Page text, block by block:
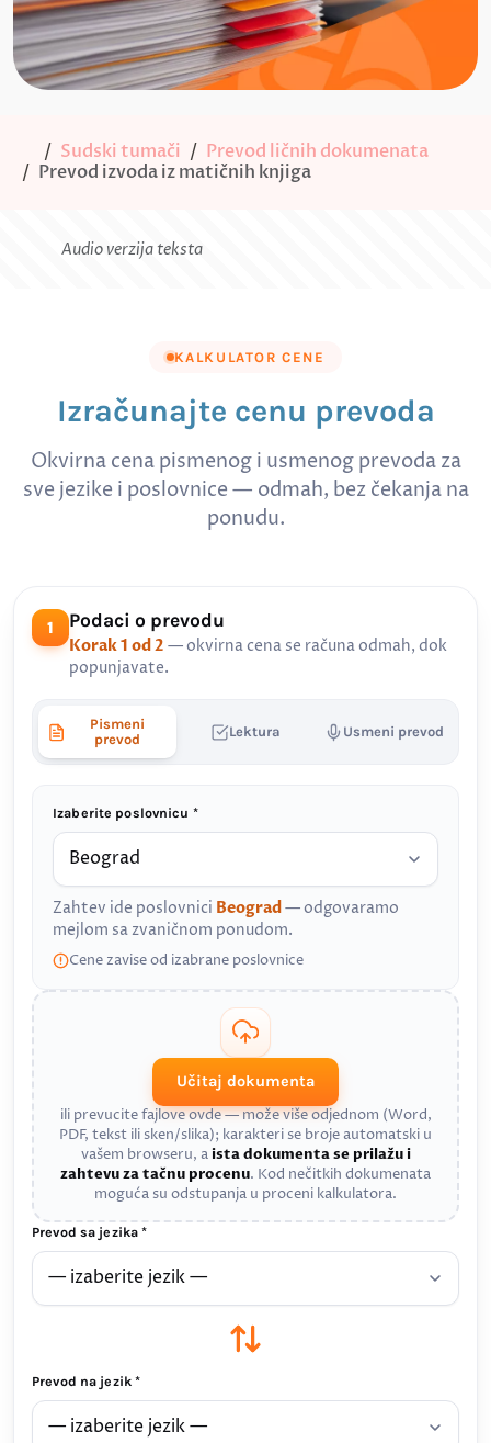
Sudski tumači
Prevod ličnih dokumenata
Prevod izvoda iz matičnih knjiga
Audio verzija teksta
KALKULATOR CENE
Izračunajte cenu prevoda
Okvirna cena pismenog i usmenog prevoda za
sve jezike i poslovnice — odmah, bez čekanja na
ponudu.
1 Podaci o prevodu
Korak 1 od 2 — okvirna cena se računa odmah, dok
popunjavate.
Pismeni
prevod
Lektura Usmeni prevod
Izaberite poslovnicu *
Zahtev ide poslovnici Beograd— odgovaramo
mejlom sa zvaničnom ponudom.
Cene zavise od izabrane poslovnice
Učitaj dokumenta
ili prevucite fajlove ovde — može više odjednom (Word,
PDF, tekst ili sken/slika); karakteri se broje automatski u
vašem browseru, aista dokumenta se prilažu i
zahtevu za tačnu procenu. Kod nečitkih dokumenata
moguća su odstupanja u proceni kalkulatora.
Prevod sa jezika *
Prevod na jezik *